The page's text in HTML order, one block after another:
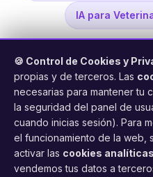
IA para
Asistente inteligente de
Gestión profesional de
🍪 Control de Cookies y
propias y de terceros. Las
necesarias para mantener tu
la seguridad del panel de
cuando inicias sesión). Para
el funcionamiento de la web,
activar las cookies
vendemos tus datos a